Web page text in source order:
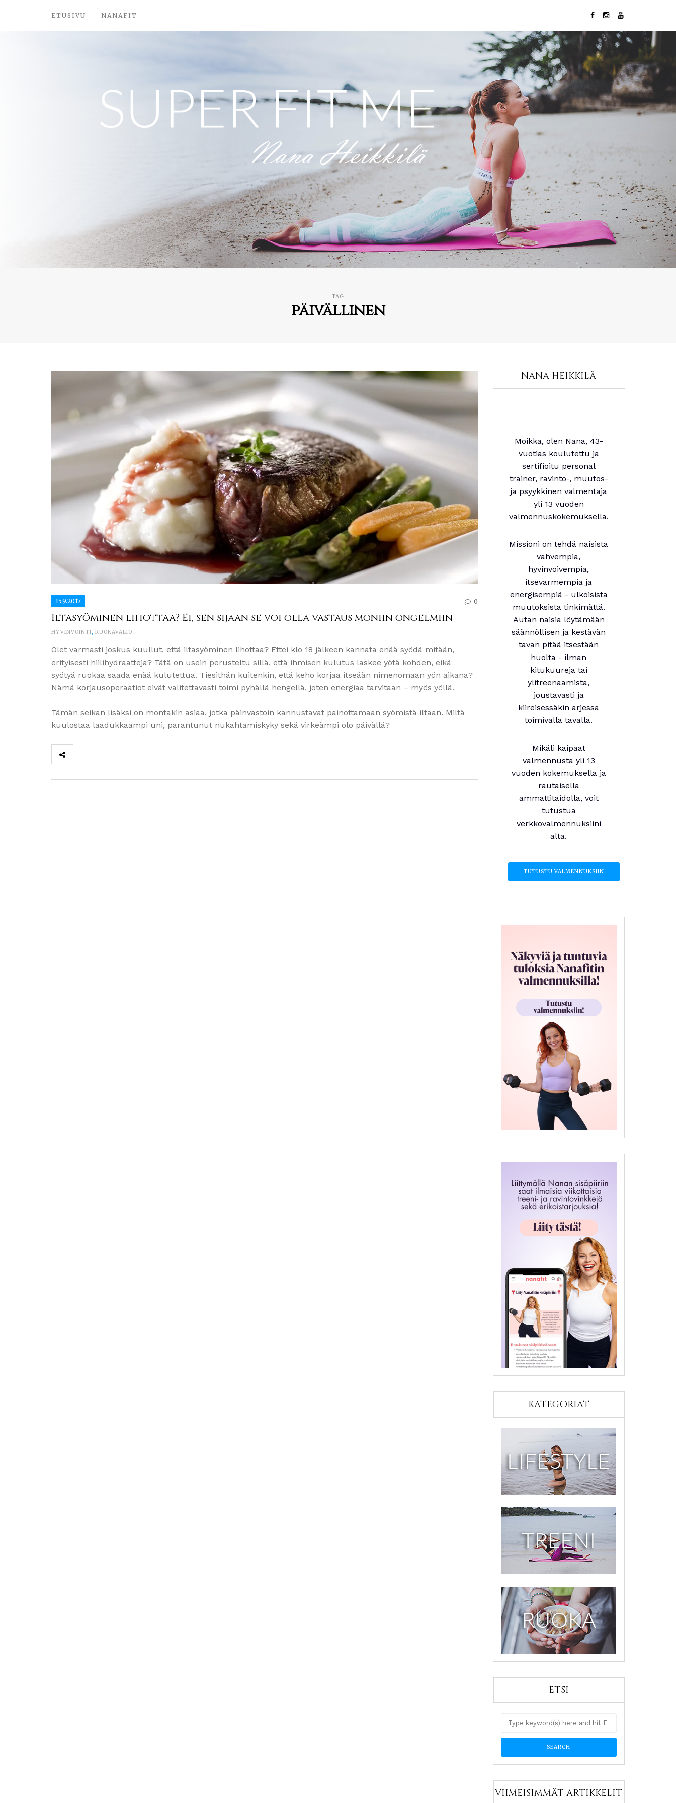
ETUSIVU NANAFIT
TAG
päivällinen
15.9.2017 0
Iltasyöminen lihottaa? Ei, sen sijaan se voi olla vastaus moniin ongelmiin
HYVINVOINTI, RUOKAVALIO
Olet varmasti joskus kuullut, että iltasyöminen lihottaa? Ettei klo 18 jälkeen kannata enää syödä mitään,
erityisesti hiilihydraatteja? Tätä on usein perusteltu sillä, että ihmisen kulutus laskee yötä kohden, eikä
syötyä ruokaa saada enää kulutettua. Tiesithän kuitenkin, että keho korjaa itseään nimenomaan yön aikana?
Nämä korjausoperaatiot eivät valitettavasti toimi pyhällä hengellä, joten energiaa tarvitaan – myös yöllä.
Tämän seikan lisäksi on montakin asiaa, jotka päinvastoin kannustavat painottamaan syömistä iltaan. Miltä
kuulostaa laadukkaampi uni, parantunut nukahtamiskyky sekä virkeämpi olo päivällä?
NANA HEIKKILÄ
Moikka, olen Nana, 43-
vuotias koulutettu ja
sertifioitu personal
trainer, ravinto-, muutos-
ja psyykkinen valmentaja
yli 13 vuoden
valmennuskokemuksella.
Missioni on tehdä naisista
vahvempia,
hyvinvoivempia,
itsevarmempia ja
energisempiä - ulkoisista
muutoksista tinkimättä.
Autan naisia löytämään
säännöllisen ja kestävän
tavan pitää itsestään
huolta - ilman
kitukuureja tai
ylitreenaamista,
joustavasti ja
kiireisessäkin arjessa
toimivalla tavalla.
Mikäli kaipaat
valmennusta yli 13
vuoden kokemuksella ja
rautaisella
ammattitaidolla, voit
tutustua
verkkovalmennuksiini
alta.
TUTUSTU VALMENNUKSIIN
KATEGORIAT
ETSI
VIIMEISIMMÄT ARTIKKELIT